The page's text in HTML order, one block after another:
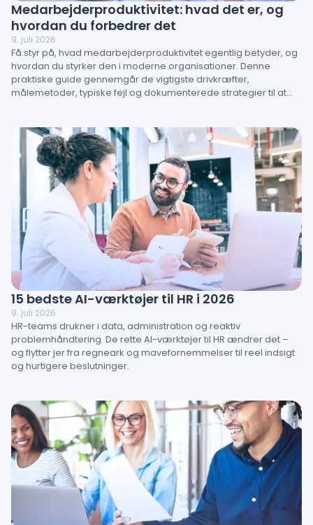
Medarbejderproduktivitet: hvad det er, og
hvordan du forbedrer det
9. juli 2026
Få styr på, hvad medarbejderproduktivitet egentlig betyder, og
hvordan du styrker den i moderne organisationer. Denne
praktiske guide gennemgår de vigtigste drivkræfter,
målemetoder, typiske fejl og dokumenterede strategier til at
teams kan omsætte indsigt til handling.
15 bedste AI-værktøjer til HR i 2026
9. juli 2026
HR-teams drukner i data, administration og reaktiv
problemhåndtering. De rette AI-værktøjer til HR ændrer det –
og flytter jer fra regneark og mavefornemmelser til reel indsigt
og hurtigere beslutninger.